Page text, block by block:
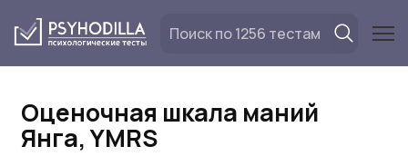
Оценочная шкала маний
Янга, YMRS